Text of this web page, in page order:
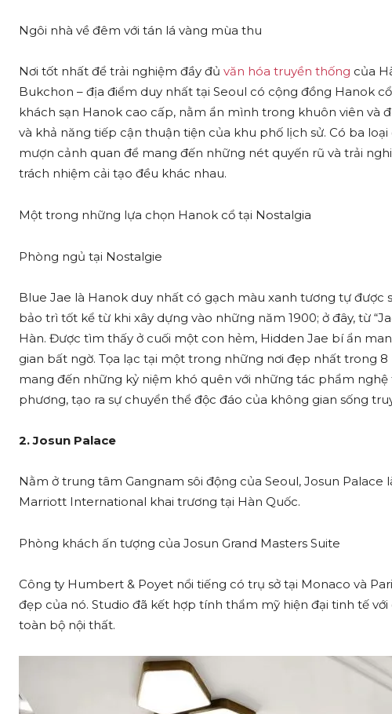
Ngôi nhà về đêm với tán lá vàng mùa thu
Nơi tốt nhất để trải nghiệm đầy đủ văn hóa truyền thống của
Bukchon – địa điểm duy nhất tại Seoul có cộng đồng Hanok
khách sạn Hanok cao cấp, nằm ẩn mình trong khuôn viên
và khả năng tiếp cận thuận tiện của khu phố lịch sử. Có ba
mượn cảnh quan để mang đến những nét quyến rũ và trải
trách nhiệm cải tạo đều khác nhau.
Một trong những lựa chọn Hanok cổ tại Nostalgia
Phòng ngủ tại Nostalgie
Blue Jae là Hanok duy nhất có gạch màu xanh tương tự được
bảo trì tốt kể từ khi xây dựng vào những năm 1900; ở đây, từ
Hàn. Được tìm thấy ở cuối một con hẻm, Hidden Jae bí ẩn
gian bất ngờ. Tọa lạc tại một trong những nơi đẹp nhất trong
mang đến những kỷ niệm khó quên với những tác phẩm
phương, tạo ra sự chuyển thể độc đáo của không gian sống
2. Josun Palace
Nằm ở trung tâm Gangnam sôi động của Seoul, Josun
Marriott International khai trương tại Hàn Quốc.
Phòng khách ấn tượng của Josun Grand Masters Suite
Công ty Humbert & Poyet nổi tiếng có trụ sở tại Monaco và
đẹp của nó. Studio đã kết hợp tính thẩm mỹ hiện đại tinh tế
toàn bộ nội thất.